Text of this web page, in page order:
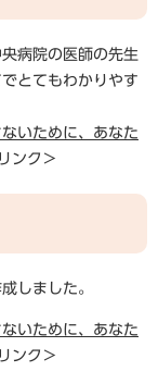
病院の医師の先生
とてもわかりやす
いために、あなた
ンク＞
しました。
いために、あなた
ンク＞